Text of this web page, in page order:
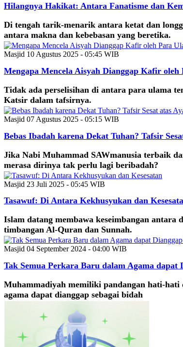
Hilangnya Hakikat: Antara Fanatisme dan
Di tengah tarik-menarik antara ketat dan
antara makna dan kebebasan yang beretika.
Masjid 10 Agustus 2025 - 05:45 WIB
Mengapa Mencela Aisyah Dianggap Kafir oleh
Tidak ada perselisihan di antara para ulama
Katsir dalam tafsirnya.
Masjid 07 Agustus 2025 - 05:15 WIB
Bebas Ibadah karena Dekat Tuhan? Tafsir
Jika Nabi Muhammad SAWmanusia terbaik
merasa dirinya tak perlu lagi beribadah?
Masjid 23 Juli 2025 - 05:45 WIB
Tasawuf: Di Antara Kekhusyukan dan
Islam datang membawa keseimbangan
timbangan Al-Quran dan Sunnah.
Masjid 04 September 2024 - 04:00 WIB
Tak Semua Perkara Baru dalam Agama dapat
Muhammadiyah memiliki pandangan hati-
agama dapat dianggap sebagai bidah